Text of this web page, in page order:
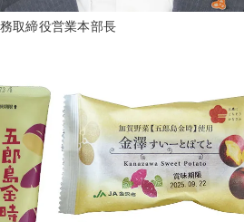
取締役営業本部長